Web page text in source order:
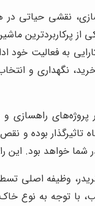
نقشی حیاتی
از پرکاربردترین
نگهداری و انتخاب
راهسازی
تاثیرگذار بوده و
خواهد بود. این
گریدر، وظیفه
با توجه به نوع